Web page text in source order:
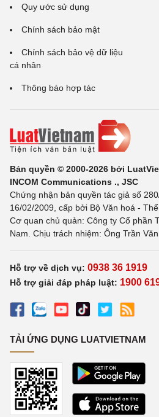
Quy ước sử dụng
Chính sách bảo mật
Chính sách bảo vệ dữ liệu
cá nhân
Thông báo hợp tác
Bản quyền © 2000-2026 bởi
INCOM Communications ., JSC
Chứng nhận bản quyền tác giả số
16/02/2009, cấp bởi Bộ Văn hoá -
Cơ quan chủ quản: Công ty Cổ phần
Nam. Chịu trách nhiệm: Ông Trần
Hỗ trợ về dịch vụ: 0938 36 1919
Hỗ trợ giải đáp pháp luật: 1900
TẢI ỨNG DỤNG LUATVIETNAM